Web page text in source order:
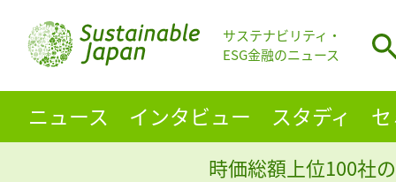
サステナビリティ・
ESG金融のニュース
ニュース インタビュー スタディ
時価総額上位100社